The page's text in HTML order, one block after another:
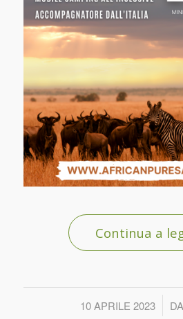
Continua a
10 APRILE 2023
/ DA